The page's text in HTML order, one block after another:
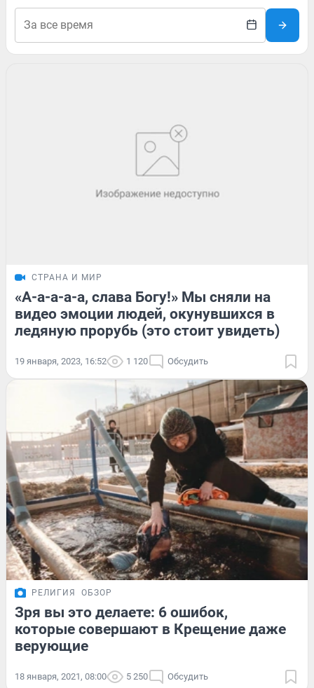
СТРАНА И МИР
«А-а-а-а-а, слава Богу!» Мы сняли на
видео эмоции людей, окунувшихся в
ледяную прорубь (это стоит увидеть)
19 января, 2023, 16:52 1 120 Обсудить
РЕЛИГИЯ ОБЗОР
Зря вы это делаете: 6 ошибок,
которые совершают в Крещение даже
верующие
18 января, 2021, 08:00 5 250 Обсудить